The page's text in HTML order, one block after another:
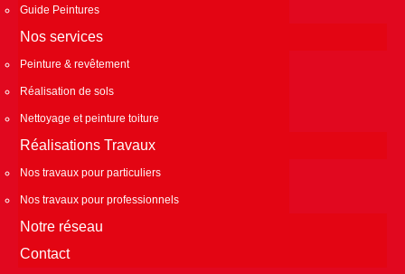
Guide Peintures
Nos services
Peinture & revêtement
Réalisation de sols
Nettoyage et peinture toiture
Réalisations Travaux
Nos travaux pour particuliers
Nos travaux pour professionnels
Notre réseau
Contact